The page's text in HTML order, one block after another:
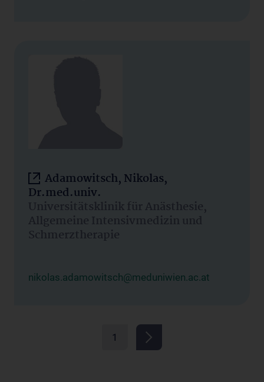
Adamowitsch, Nikolas,
Dr.med.univ.
Universitätsklinik für Anästhesie,
Allgemeine Intensivmedizin und
Schmerztherapie
nikolas.adamowitsch@meduniwien.ac.at
1